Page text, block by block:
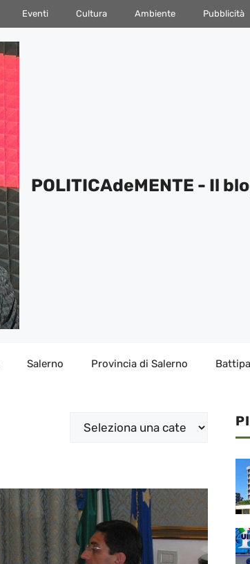
Eventi Cultura Ambiente Pubblicità
POLITICAdeMENTE - Il
Salerno Provincia di Salerno
Categorie